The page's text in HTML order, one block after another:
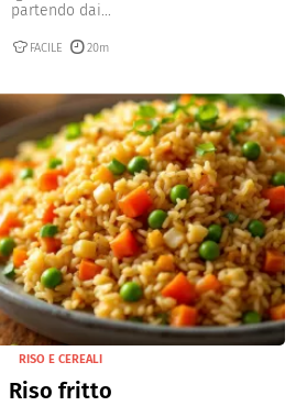
partendo dai...
FACILE 20m
RISO E CEREALI
Riso fritto